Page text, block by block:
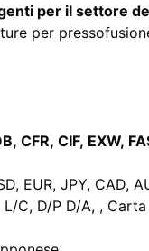
per il settore
per
CIF, EXW,
EUR, JPY, CAD,
C, D/P D/A, ,